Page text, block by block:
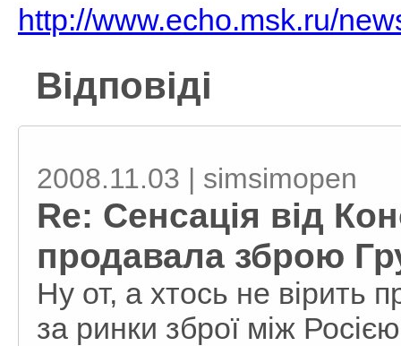
http://www.echo.msk.ru/
Відповіді
2008.11.03 | simsimopen
Re: Сенсація від
продавала зброю
Ну от, а хтось не вірить
за ринки зброї між